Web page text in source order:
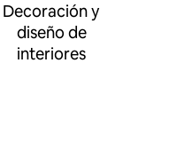
Decoración y
diseño de
interiores